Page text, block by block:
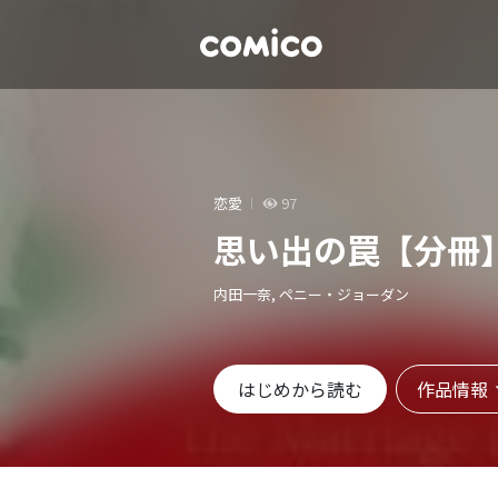
恋愛 97
思い出の罠【分冊
内田一奈, ペニー・ジョーダン
はじめから読む 作品情報